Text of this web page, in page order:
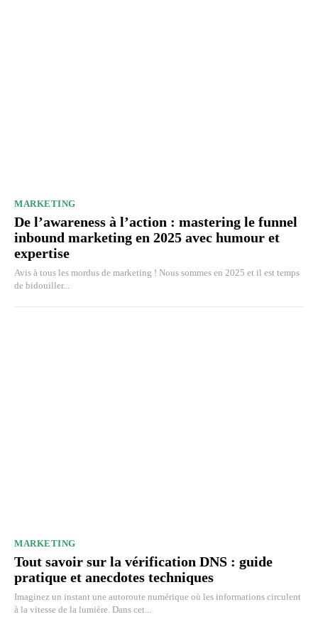
MARKETING
De l’awareness à l’action : mastering le funnel
inbound marketing en 2025 avec humour et
expertise
Avis à tous les mordus de marketing ! Nous sommes en 2025 et il est temps
de bidouiller...
MARKETING
Tout savoir sur la vérification DNS : guide
pratique et anecdotes techniques
Imaginez un instant une autoroute numérique où les informations circulent
à la vitesse de la lumière. Dans cet...